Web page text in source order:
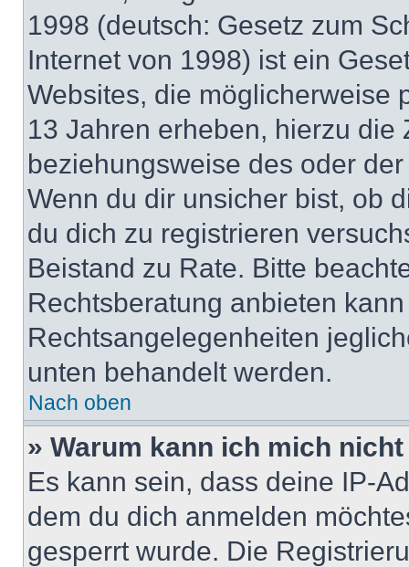
1998 (deutsch: Gesetz zum
Internet von 1998) ist ein
Websites, die möglicherweise
13 Jahren erheben, hierzu die
beziehungsweise des oder
Wenn du dir unsicher bist, ob
du dich zu registrieren
Beistand zu Rate. Bitte
Rechtsberatung anbieten
Rechtsangelegenheiten
unten behandelt werden.
Nach oben
» Warum kann ich mich
Es kann sein, dass deine IP-
dem du dich anmelden
gesperrt wurde. Die